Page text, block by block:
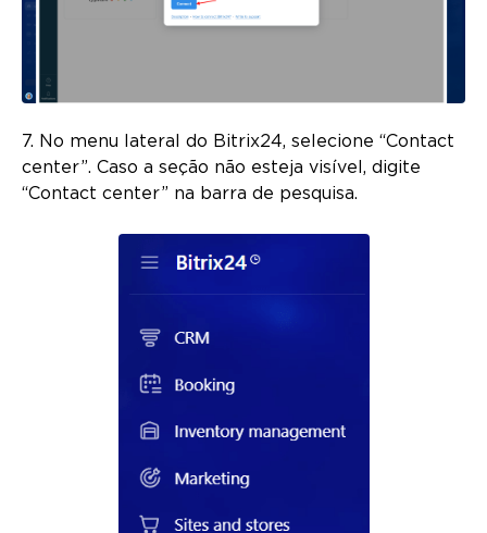
7. No menu lateral do Bitrix24, selecione “Contact
center”. Caso a seção não esteja visível, digite
“Contact center” na barra de pesquisa.